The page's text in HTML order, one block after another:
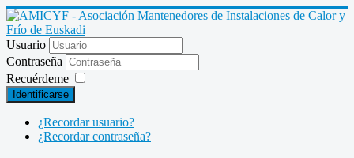
Usuario
Contraseña
Recuérdeme
Identificarse
¿Recordar usuario?
¿Recordar contraseña?